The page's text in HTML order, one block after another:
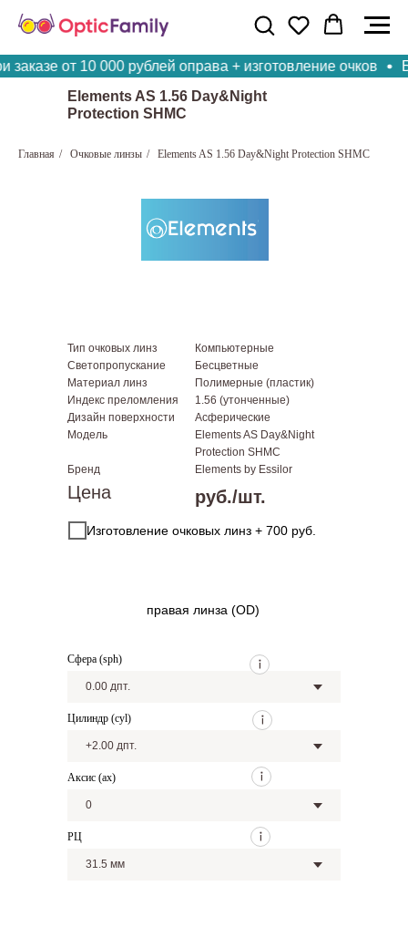
от 10 000 рублей оправа + изготовление очков
Elements AS 1.56 Day&Night
Protection SHMC
Главная / Очковые линзы / Elements AS 1.56 Day&Night Protection SHMC
Сфера (sph)
Цилиндр (cyl)
Аксис (ax)
РЦ
Тип очковых линз
Светопропускание
Материал линз
Индекс преломления
Дизайн поверхности
Модель
Бренд
Компьютерные
Бесцветные
Полимерные (пластик)
1.56 (утонченные)
Асферические
Elements AS Day&Night
Protection SHMC
Elements by Essilor
Цена руб./шт.
правая линза (OD)
Изготовление очковых линз + 700 руб.